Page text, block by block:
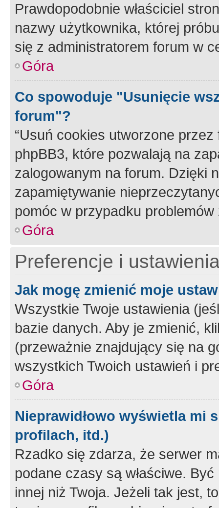
Prawdopodobnie właściciel
nazwy użytkownika, której
się z administratorem forum w
Góra
Co spowoduje "Usunięcie
forum"?
“Usuń cookies utworzone
phpBB3, które pozwalają na
zalogowanym na forum. Dzięki
zapamiętywanie
pomóc w przypadku
Góra
Preferencje i
Jak mogę zmienić moje
Wszystkie Twoje ustawienia
bazie danych. Aby je zmienić,
(przeważnie znajdujący się na
wszystkich Twoich ustawień i
Góra
Nieprawidłowo wyświetla mi
profilach, itd.)
Rzadko się zdarza, że serwer
podane czasy są właściwe.
innej niż Twoja. Jeżeli tak jest,